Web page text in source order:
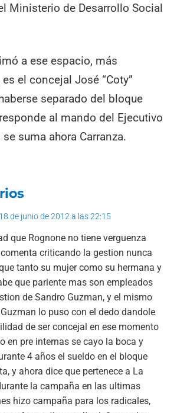
Ministerio de Desarrollo Social
a ese espacio, más
el concejal José “Coty”
separado del bloque
al mando del Ejecutivo
suma ahora Carranza.
de junio de 2012 a las 22:15
que Rognone no tiene verguenza
criticando la gestion nunca
tanto su mujer como su hermana y
que pariente mas son empleados
de Sandro Guzman, y el mismo
lo puso con el dedo dandole
de ser concejal en ese momento
en pre internas se cayo la boca y
4 años el sueldo en el bloque
y ahora dice que pertenece a La
la campaña en las ultimas
hizo campaña para los radicales,